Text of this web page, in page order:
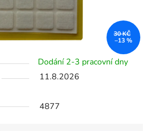
Dodání 2-3 pracovní dny
11.8.2026
4877
30 KČ
–13 %